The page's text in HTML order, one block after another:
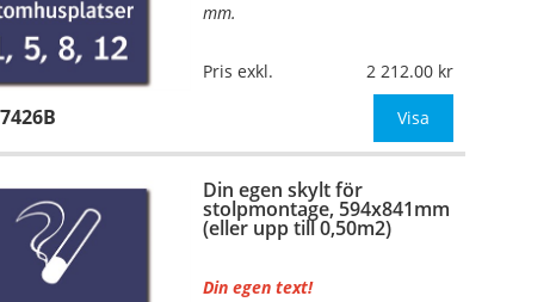
7426B
mm.
Material:
Kantvikt aluminium,
420x594mm (eller annat
Be om offert vid an
Pris exkl. 2 212.00
Visa
Din egen skylt för
stolpmontage, 594x841mm
(eller upp till 0,50m2)
Din egen text!